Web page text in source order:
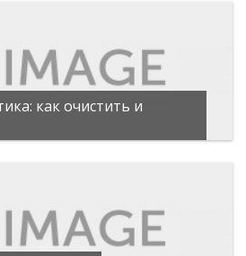
как очистить и